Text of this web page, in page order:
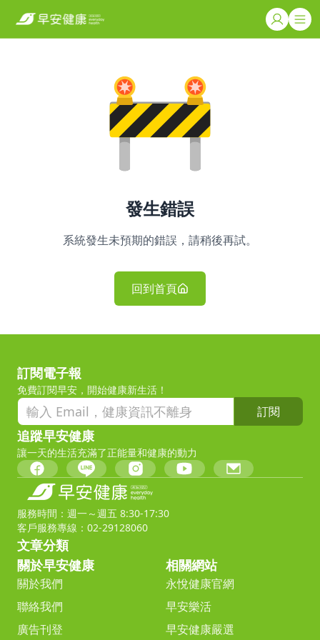
發生錯誤
系統發生未預期的錯誤，請稍後再試。
回到首頁
訂閱電子報
免費訂閱早安，開始健康新生活！
訂閱
追蹤早安健康
讓一天的生活充滿了正能量和健康的動力
服務時間：週一～週五 8:30-17:30
客戶服務專線：02-29128060
文章分類
關於早安健康
關於我們
聯絡我們
廣告刊登
相關網站
永悅健康官網
早安樂活
早安健康嚴選